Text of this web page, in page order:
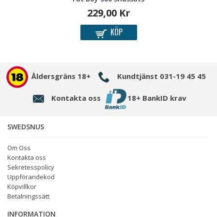
229,00 Kr
KÖP
Åldersgräns 18+ Kundtjänst 031-19 45 45
Kontakta oss 18+ BankID krav
SWEDSNUS
Om Oss
Kontakta oss
Sekretesspolicy
Uppförandekod
Köpvillkor
Betalningssätt
INFORMATION